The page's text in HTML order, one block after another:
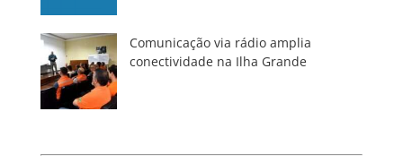
Comunicação via rádio amplia
conectividade na Ilha Grande